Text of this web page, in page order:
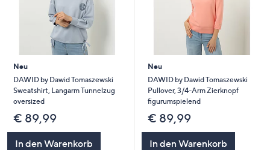
Neu
DAWID by Dawid Tomaszewski
Sweatshirt, Langarm Tunnelzug
oversized
€ 89,99
In den Warenkorb
Neu
DAWID by Dawid Tomaszewski
Pullover, 3/4-Arm Zierknopf
figurumspielend
€ 89,99
In den Warenkorb